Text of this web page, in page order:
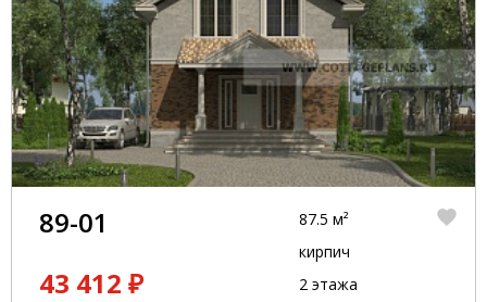
89-01
43 412 ₽
87.5 м²
кирпич
2 этажа